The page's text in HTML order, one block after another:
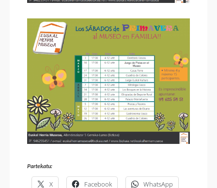
Partekatu:
X Facebook WhatsApp